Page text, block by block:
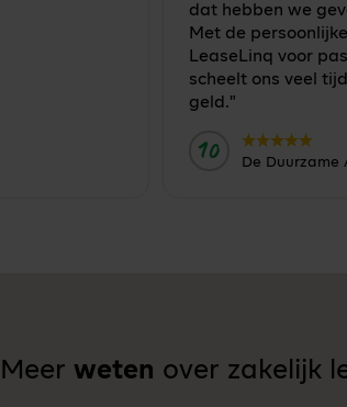
dat hebben we
Met de
LeaseLinq voor
scheelt ons veel
geld."
10 Door:
De Duurzame
Meer weten over zakelijk